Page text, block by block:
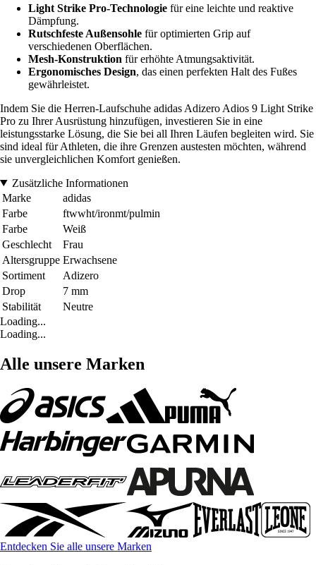
Light Strike Pro-Technologie für eine leichte und reaktive
Dämpfung.
Rutschfeste Außensohle für optimierten Grip auf
verschiedenen Oberflächen.
Mesh-Konstruktion für erhöhte Atmungsaktivität.
Ergonomisches Design, das einen perfekten Halt des Fußes
gewährleistet.
Indem Sie die Herren-Laufschuhe adidas Adizero Adios 9 Light Strike
Pro zu Ihrer Ausrüstung hinzufügen, investieren Sie in eine
leistungsstarke Lösung, die Sie bei all Ihren Läufen begleiten wird. Sie
sind ideal für Athleten, die ihre Grenzen austesten möchten, während
sie unvergleichlichen Komfort genießen.
Zusätzliche Informationen
Marke
adidas
Farbe
ftwwht/ironmt/pulmin
Farbe
Weiß
Geschlecht
Frau
Altersgruppe Erwachsene
Sortiment
Adizero
Drop
7 mm
Stabilität
Neutre
Loading...
Loading...
Alle unsere Marken
Entdecken Sie alle unsere Marken